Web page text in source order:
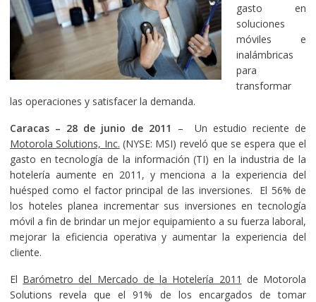
gasto en
soluciones
móviles e
inalámbricas
para
transformar
las operaciones y satisfacer la demanda.
Caracas – 28 de junio de 2011 – Un estudio reciente de
Motorola Solutions, Inc. (NYSE: MSI) reveló que se espera que el
gasto en tecnología de la información (TI) en la industria de la
hotelería aumente en 2011, y menciona a la experiencia del
huésped como el factor principal de las inversiones. El 56% de
los hoteles planea incrementar sus inversiones en tecnología
móvil a fin de brindar un mejor equipamiento a su fuerza laboral,
mejorar la eficiencia operativa y aumentar la experiencia del
cliente.
El Barómetro del Mercado de la Hotelería 2011 de Motorola
Solutions revela que el 91% de los encargados de tomar